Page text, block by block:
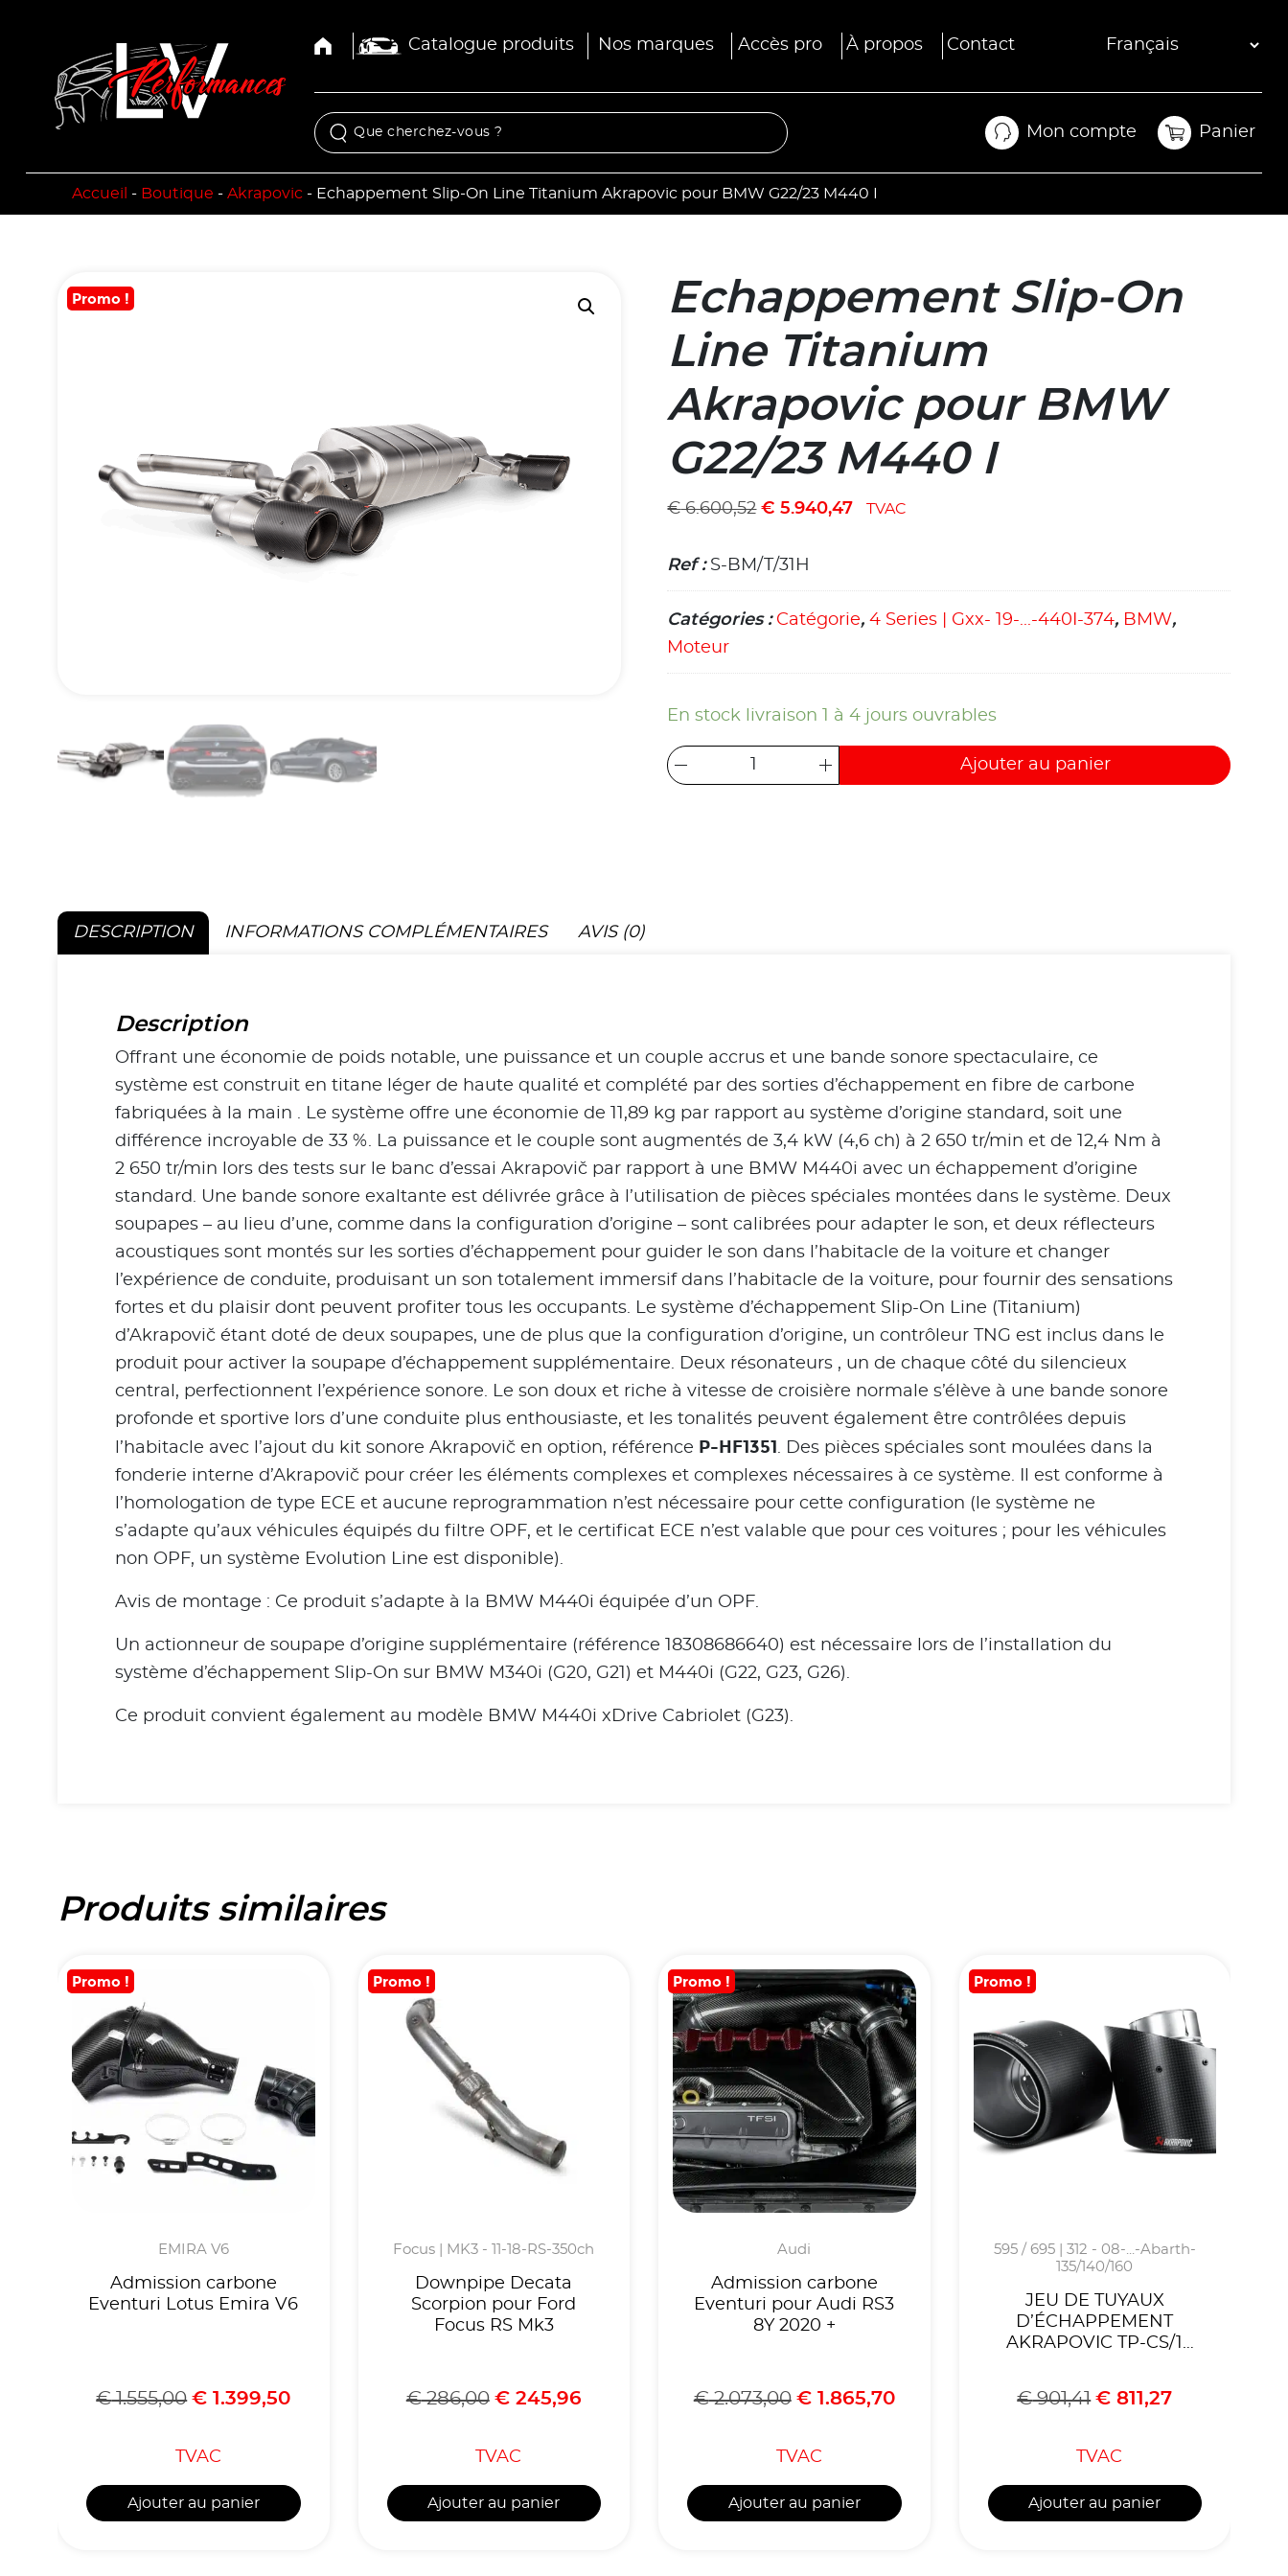
Catalogue produits Nos marques Accès pro À propos Contact
Mon compte
Mon compte
Panier
Panier
Accueil - Boutique - Akrapovic - Echappement Slip-On Line Titanium Akrapovic pour BMW G22/23 M440 I
Promo !
Echappement Slip-On
Line Titanium
Akrapovic pour BMW
G22/23 M440 I
€6.600,52 € 5.940,47 TVAC
Ref : S-BM/T/31H
Catégories : Catégorie,4 Series | Gxx- 19-...-440I-374, BMW,
Moteur
En stock livraison 1 à 4 jours ouvrables
Ajouter au panier
DESCRIPTION INFORMATIONS COMPLÉMENTAIRES AVIS (0)
Description
Offrant une économie de poids notable, une puissance et un couple accrus et une bande sonore spectaculaire, ce
système est construit en titane léger de haute qualité et complété par des sorties d’échappement en fibre de carbone
fabriquées à la main . Le système offre une économie de 11,89 kg par rapport au système d’origine standard, soit une
différence incroyable de 33 %. La puissance et le couple sont augmentés de 3,4 kW (4,6 ch) à 2 650 tr/min et de 12,4 Nm à
2 650 tr/min lors des tests sur le banc d’essai Akrapovič par rapport à une BMW M440i avec un échappement d’origine
standard. Une bande sonore exaltante est délivrée grâce à l’utilisation de pièces spéciales montées dans le système. Deux
soupapes – au lieu d’une, comme dans la configuration d’origine – sont calibrées pour adapter le son, et deux réflecteurs
acoustiques sont montés sur les sorties d’échappement pour guider le son dans l’habitacle de la voiture et changer
l’expérience de conduite, produisant un son totalement immersif dans l’habitacle de la voiture, pour fournir des sensations
fortes et du plaisir dont peuvent profiter tous les occupants. Le système d’échappement Slip-On Line (Titanium)
d’Akrapovič étant doté de deux soupapes, une de plus que la configuration d’origine, un contrôleur TNG est inclus dans le
produit pour activer la soupape d’échappement supplémentaire. Deux résonateurs , un de chaque côté du silencieux
central, perfectionnent l’expérience sonore. Le son doux et riche à vitesse de croisière normale s’élève à une bande sonore
profonde et sportive lors d’une conduite plus enthousiaste, et les tonalités peuvent également être contrôlées depuis
l’habitacle avec l’ajout du kit sonore Akrapovič en option, référence P-HF1351. Des pièces spéciales sont moulées dans la
fonderie interne d’Akrapovič pour créer les éléments complexes et complexes nécessaires à ce système. Il est conforme à
l’homologation de type ECE et aucune reprogrammation n’est nécessaire pour cette configuration (le système ne
s’adapte qu’aux véhicules équipés du filtre OPF, et le certificat ECE n’est valable que pour ces voitures ; pour les véhicules
non OPF, un système Evolution Line est disponible).
Avis de montage : Ce produit s’adapte à la BMW M440i équipée d’un OPF.
Un actionneur de soupape d’origine supplémentaire (référence 18308686640) est nécessaire lors de l’installation du
système d’échappement Slip-On sur BMW M340i (G20, G21) et M440i (G22, G23, G26).
Ce produit convient également au modèle BMW M440i xDrive Cabriolet (G23).
Produits similaires
Promo !
EMIRA V6
Admission carbone
Eventuri Lotus Emira V6
€1.555,00 € 1.399,50
TVAC
Ajouter au panier
Promo !
Focus | MK3 - 11-18-RS-350ch
Downpipe Decata
Scorpion pour Ford
Focus RS Mk3
€286,00 €245,96
TVAC
Ajouter au panier
Promo !
Audi
Admission carbone
Eventuri pour Audi RS3
8Y 2020 +
€2.073,00 €1.865,70
TVAC
Ajouter au panier
Promo !
595 / 695 | 312 - 08-...-Abarth-
135/140/160
JEU DE TUYAUX
D’ÉCHAPPEMENT
AKRAPOVIC TP-CS/1
/595/595C/TURISMO
€901,41 € 811,27
TVAC
Ajouter au panier